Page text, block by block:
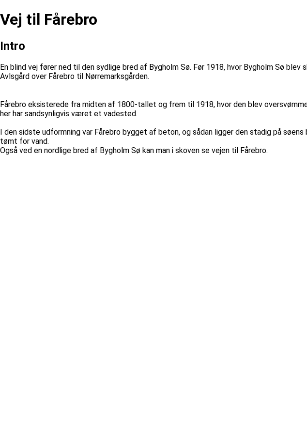
Vej til Fårebro
Intro
En blind vej fører ned til den sydlige bred af Bygholm Sø. Før 1918, hvor Bygholm Sø
Avlsgård over Fårebro til Nørremarksgården.
Fårebro eksisterede fra midten af 1800-tallet og frem til 1918, hvor den blev
her har sandsynligvis været et vadested.
I den sidste udformning var Fårebro bygget af beton, og sådan ligger den stadig på
tømt for vand.
Også ved en nordlige bred af Bygholm Sø kan man i skoven se vejen til Fårebro.